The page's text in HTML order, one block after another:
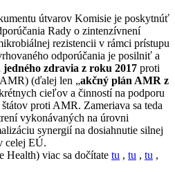
útvarov Komisie je poskytnúť
Rady o zintenzívnení
rezistencii v rámci prístupu
odporúčania je posilniť a
zdravia z roku 2017 proti
(ďalej len „akčný plán AMR z
cieľov a činností na podporu
proti AMR. Zameriava sa teda
vykonávaných na úrovni
synergií na dosiahnutie silnej
celej EÚ.
Health) viac sa dočítate tu , tu , tu ,